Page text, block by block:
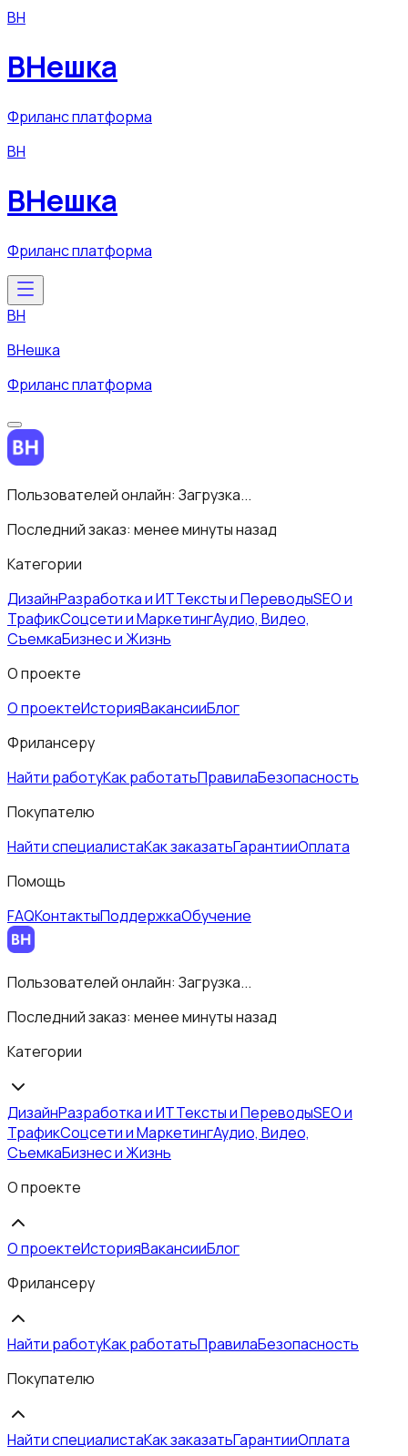
ВН
ВНешка
Фриланс платформа
ВН
ВНешка
Фриланс платформа
ВН
ВНешка
Фриланс платформа
Пользователей онлайн: Загрузка...
Последний заказ: менее минуты назад
Категории
ДизайнРазработка и ИТТексты и ПереводыSEO и
ТрафикСоцсети и МаркетингАудио, Видео,
СъемкаБизнес и Жизнь
О проекте
О проектеИсторияВакансииБлог
Фрилансеру
Найти работуКак работатьПравилаБезопасность
Покупателю
Найти специалистаКак заказатьГарантииОплата
Помощь
FAQКонтактыПоддержкаОбучение
Пользователей онлайн: Загрузка...
Последний заказ: менее минуты назад
Категории
ДизайнРазработка и ИТТексты и ПереводыSEO и
ТрафикСоцсети и МаркетингАудио, Видео,
СъемкаБизнес и Жизнь
О проекте
О проектеИсторияВакансииБлог
Фрилансеру
Найти работуКак работатьПравилаБезопасность
Покупателю
Найти специалистаКак заказатьГарантииОплата